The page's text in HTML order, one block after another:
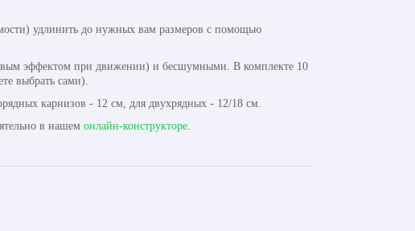
удлинить до нужных вам размеров с помощью
эффектом при движении) и бесшумными. В комплекте 10
выбрать сами).
карнизов - 12 см, для двухрядных - 12/18 см.
в нашем онлайн-конструкторе.